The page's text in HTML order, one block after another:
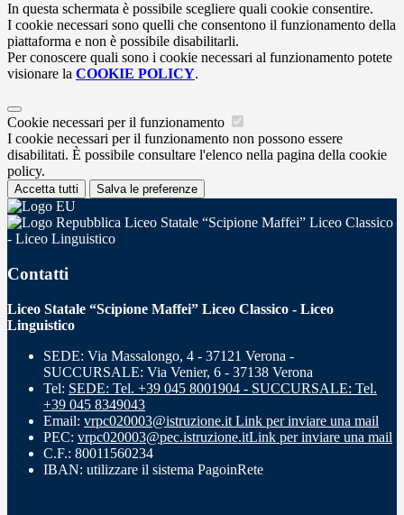
In questa schermata è possibile scegliere quali cookie consentire.
I cookie necessari sono quelli che consentono il funzionamento della
piattaforma e non è possibile disabilitarli.
Per conoscere quali sono i cookie necessari al funzionamento potete
visionare la COOKIE POLICY.
Cookie necessari per il funzionamento
I cookie necessari per il funzionamento non possono essere
disabilitati. È possibile consultare l'elenco nella pagina della cookie
policy.
Accetta tutti Salva le preferenze
Liceo Statale “Scipione Maffei” Liceo Classico
- Liceo Linguistico
Contatti
Liceo Statale “Scipione Maffei” Liceo Classico - Liceo
Linguistico
SEDE: Via Massalongo, 4 - 37121 Verona -
SUCCURSALE: Via Venier, 6 - 37138 Verona
Tel: SEDE: Tel. +39 045 8001904 - SUCCURSALE: Tel.
+39 045 8349043
Email: vrpc020003@istruzione.it Link per inviare una mail
PEC: vrpc020003@pec.istruzione.itLink per inviare una mail
C.F.: 80011560234
IBAN: utilizzare il sistema PagoinRete